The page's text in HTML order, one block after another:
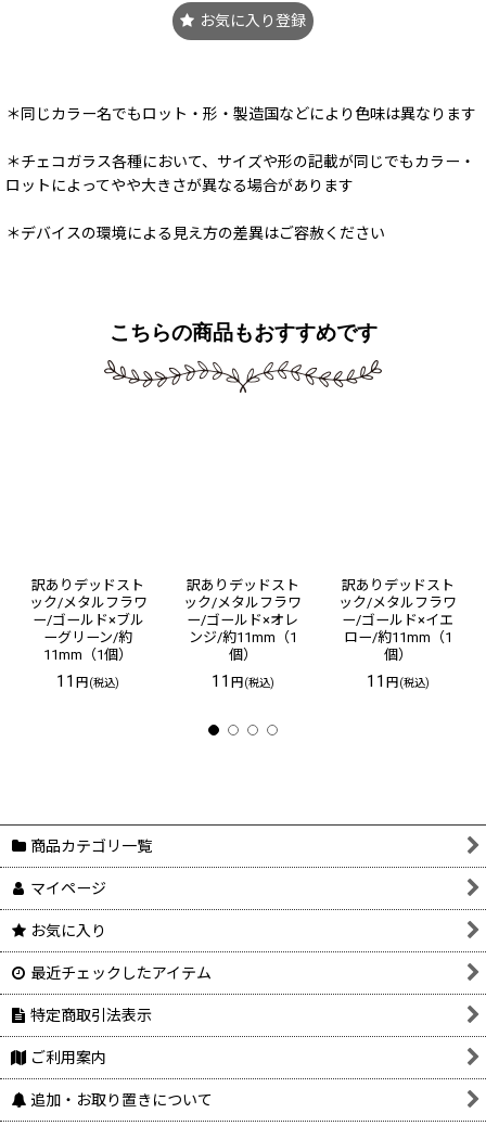
お気に入り登録
＊同じカラー名でもロット・形・製造国などにより色味は異なります
＊チェコガラス各種において、サイズや形の記載が同じでもカラー・
ロットによってやや大きさが異なる場合があります
＊デバイスの環境による見え方の差異はご容赦ください
こちらの商品もおすすめです
訳ありデッドスト
ック/メタルフラワ
ー/ゴールド×ブル
ーグリーン/約
11mm（1個）
11円(税込)
訳ありデッドスト
ック/メタルフラワ
ー/ゴールド×オレ
ンジ/約11mm（1
個）
11 円(税込)
訳ありデッドスト
ック/メタルフラワ
ー/ゴールド×イエ
ロー/約11mm（1
個）
11 円(税込)
商品カテゴリ一覧
マイページ
お気に入り
最近チェックしたアイテム
特定商取引法表示
ご利用案内
追加・お取り置きについて